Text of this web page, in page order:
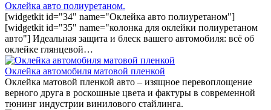
Оклейка авто полиуретаном.
[widgetkit id="34" name="Оклейка авто полиуретаном"]
[widgetkit id="35" name="колонка для оклейки полиуретаном
авто"] Идеальная защита и блеск вашего автомобиля: всё об
оклейке глянцевой…
Оклейка автомобиля матовой пленкой
Оклейка матовой пленкой авто – изящное перевоплощение
верного друга в роскошные цвета и фактуры в современной
тюнинг индустрии винилового стайлинга.